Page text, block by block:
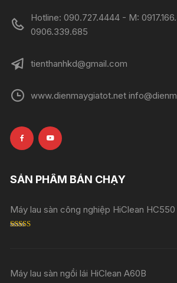
Hotline: 090.727.4444 - M:
0906.339.685
tienthanhkd@gmail.com
www.dienmaygiatot.net
SẢN PHẨM BÁN CHẠY
Máy lau sàn công nghiệp HiClean HC550
Máy lau sàn ngồi lái HiClean A60B